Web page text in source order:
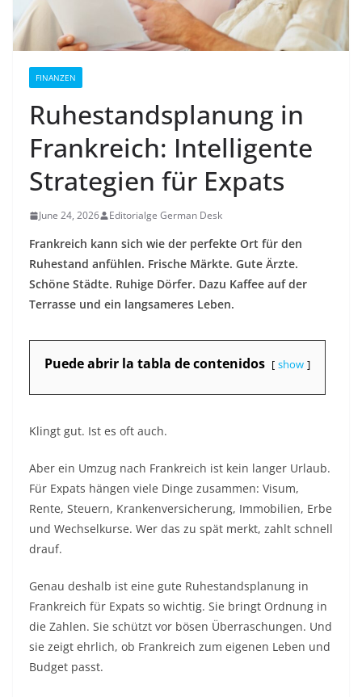
FINANZEN
Ruhestandsplanung in
Frankreich: Intelligente
Strategien für Expats
June 24, 2026 Editorialge German Desk
Frankreich kann sich wie der perfekte Ort für den
Ruhestand anfühlen. Frische Märkte. Gute Ärzte.
Schöne Städte. Ruhige Dörfer. Dazu Kaffee auf der
Terrasse und ein langsameres Leben.
Puede abrir la tabla de contenidos show
Klingt gut. Ist es oft auch.
Aber ein Umzug nach Frankreich ist kein langer Urlaub.
Für Expats hängen viele Dinge zusammen: Visum,
Rente, Steuern, Krankenversicherung, Immobilien, Erbe
und Wechselkurse. Wer das zu spät merkt, zahlt schnell
drauf.
Genau deshalb ist eine gute Ruhestandsplanung in
Frankreich für Expats so wichtig. Sie bringt Ordnung in
die Zahlen. Sie schützt vor bösen Überraschungen. Und
sie zeigt ehrlich, ob Frankreich zum eigenen Leben und
Budget passt.